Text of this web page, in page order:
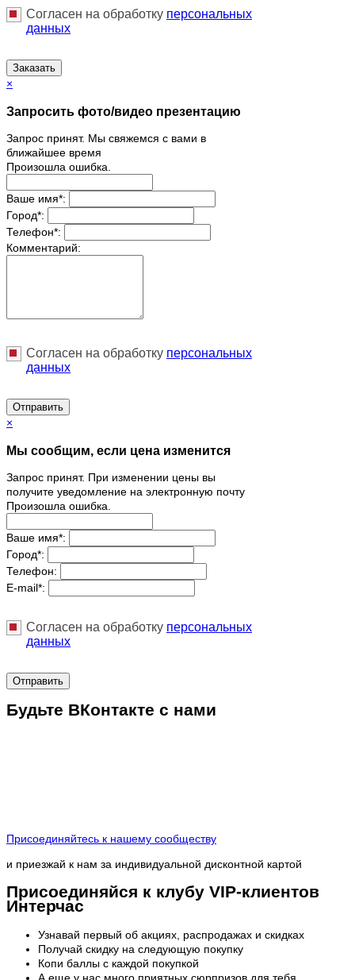
Согласен на обработку персональныx
данных
Заказать
×
Запросить фото/видео презентацию
Запрос принят. Мы свяжемся с вами в
ближайшее время
Произошла ошибка.
Ваше имя*:
Город*:
Телефон*:
Комментарий:
Согласен на обработку персональныx
данных
Отправить
×
Мы сообщим, если цена изменится
Запрос принят. При изменении цены вы
получите уведомление на электронную почту
Произошла ошибка.
Ваше имя*:
Город*:
Телефон:
E-mail*:
Согласен на обработку персональныx
данных
Отправить
Будьте ВКонтакте с нами
Присоединяйтесь к нашему сообществу
и приезжай к нам за индивидуальной дисконтной картой
Присоединяйся к клубу VIP-клиентов
Интерчас
Узнавай первый об акциях, распродажах и скидках
Получай скидку на следующую покупку
Копи баллы с каждой покупкой
А еще у нас много приятных сюрпризов для тебя